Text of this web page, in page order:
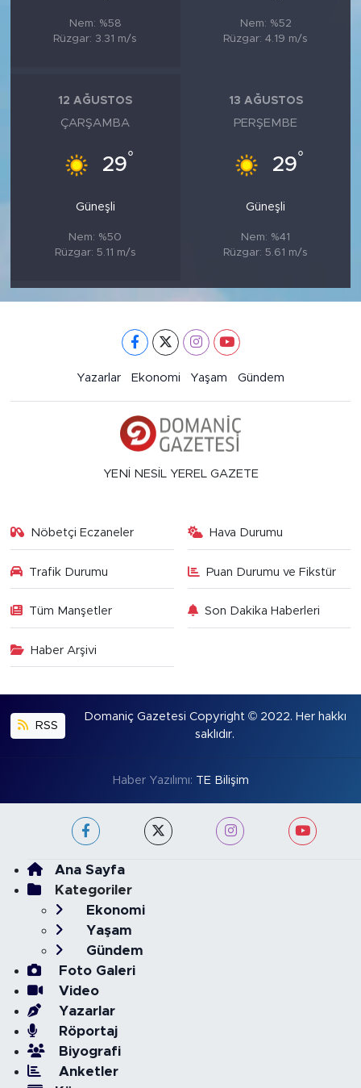
Nem: %58
Rüzgar: 3.31 m/s
Nem: %52
Rüzgar: 4.19 m/s
12 AĞUSTOS
ÇARŞAMBA
29°
Güneşli
Nem: %50
Rüzgar: 5.11 m/s
13 AĞUSTOS
PERŞEMBE
29°
Güneşli
Nem: %41
Rüzgar: 5.61 m/s
Yazarlar Ekonomi Yaşam Gündem
YENİ NESİL YEREL GAZETE
Nöbetçi Eczaneler Hava Durumu
Trafik Durumu Puan Durumu ve Fikstür
Tüm Manşetler Son Dakika Haberleri
Haber Arşivi
RSS
Domaniç Gazetesi Copyright © 2022. Her hakkı
saklıdır.
Haber Yazılımı: TE Bilişim
Ana Sayfa
Kategoriler
Ekonomi
Yaşam
Gündem
Foto Galeri
Video
Yazarlar
Röportaj
Biyografi
Anketler